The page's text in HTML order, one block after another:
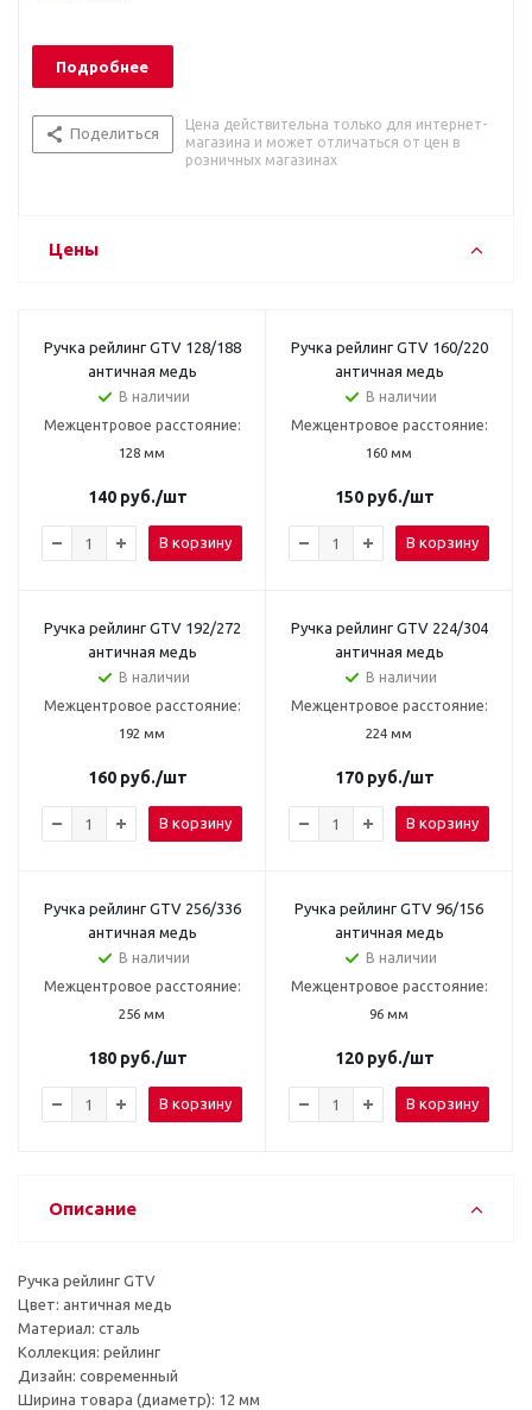
Подробнее
Поделиться
Цена действительна только для интернет-
магазина и может отличаться от цен в
розничных магазинах
Цены
Ручка рейлинг GTV 128/188
античная медь
В наличии
Межцентровое расстояние:
128 мм
140 руб./шт
В корзину
Ручка рейлинг GTV 160/220
античная медь
В наличии
Межцентровое расстояние:
160 мм
150 руб./шт
В корзину
Ручка рейлинг GTV 192/272
античная медь
В наличии
Межцентровое расстояние:
192 мм
160 руб./шт
В корзину
Ручка рейлинг GTV 224/304
античная медь
В наличии
Межцентровое расстояние:
224 мм
170 руб./шт
В корзину
Ручка рейлинг GTV 256/336
античная медь
В наличии
Межцентровое расстояние:
256 мм
180 руб./шт
В корзину
Ручка рейлинг GTV 96/156
античная медь
В наличии
Межцентровое расстояние:
96 мм
120 руб./шт
В корзину
Описание
Ручка рейлинг GTV
Цвет: античная медь
Материал: сталь
Коллекция: рейлинг
Дизайн: современный
Ширина товара (диаметр): 12 мм